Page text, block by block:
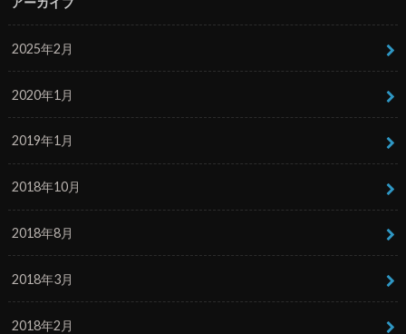
2025年2月
2020年1月
2019年1月
2018年10月
2018年8月
2018年3月
2018年2月